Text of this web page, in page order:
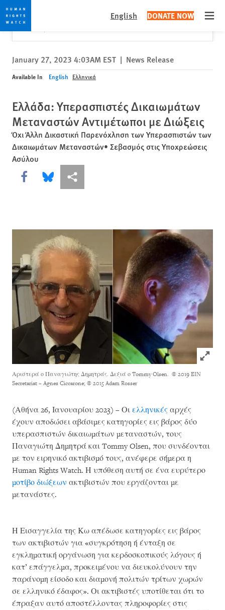
Skip
to
cookie
privacy
notice
Skip
to
main
content
English DONATE NOW
Would you like to read this page in English?
Yes
✕
January 27, 2023 4:03AM EST | News Release
Available In English Ελληνικά
Ελλάδα: Υπερασπιστές Δικαιωμάτων
Μεταναστών Αντιμέτωποι με Διώξεις
Όχι Άλλη Δικαστική Παρενόχληση των Υπερασπιστών των
Δικαιωμάτων Μεταναστών• Σεβασμός στις Υποχρεώσεις
Ασύλου
Share this via Facebook
Share this via Bluesky
More sharing options
Click to
Αριστερά ο Παναγιώτης Δημητράς. Δεξιά ο Tommy Olsen. © 2019 EIN
Secretariat – Agnes Ciccarone; © 2015 Adam Rosser
(Αθήνα 26, Ιανουαρίου 2023) – Οι ελληνικές αρχές
έχουν αποδώσει αβάσιμες κατηγορίες εις βάρος δύο
υπερασπιστών δικαιωμάτων μεταναστών, τους
Παναγιώτη Δημητρά και Tommy Olsen, που συνδέονται
με τον ειρηνικό ακτιβισμό τους, ανέφερε σήμερα η
Human Rights Watch. Η υπόθεση αυτή σε ένα ευρύτερο
μοτίβο διώξεων ακτιβιστών που εργάζονται με
μετανάστες.
Η Εισαγγελία της Κω απέδωσε κατηγορίες εις βάρος
των ακτιβιστών για «συγκρότηση ή ένταξη σε
εγκληματική οργάνωση για κερδοσκοπικούς λόγους ή
κατ’ επάγγελμα, προκειμένου να διευκολύνουν την
παράνομη είσοδο και διαμονή πολιτών τρίτων χωρών
σε ελληνικό έδαφος». Οι ακτιβιστές υποτίθεται ότι το
έπραξαν αυτό αποστέλλοντας πληροφορίες στις